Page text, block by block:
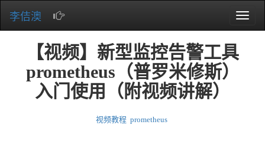
Toggle
李佶澳
【视频】新型监控告警工具
prometheus（普罗米修斯）
入门使用（附视频讲解）
视频教程 prometheus